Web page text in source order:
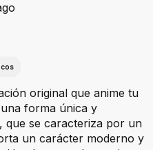
original que anime tu
forma única y
que se caracteriza por un
un carácter moderno y